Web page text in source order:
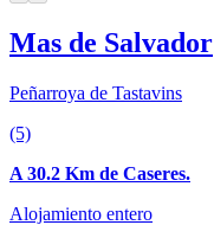
Mas de Salvador
Peñarroya de Tastavins
(5)
A 30.2 Km de Caseres.
Alojamiento entero